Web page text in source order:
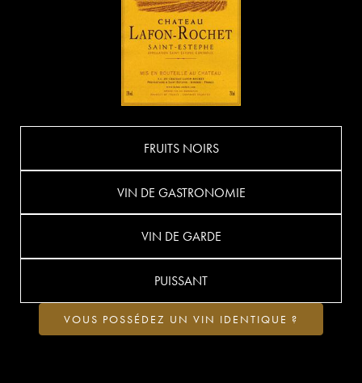
FRUITS NOIRS
VIN DE GASTRONOMIE
VIN DE GARDE
PUISSANT
VOUS POSSÉDEZ UN VIN IDENTIQUE ?